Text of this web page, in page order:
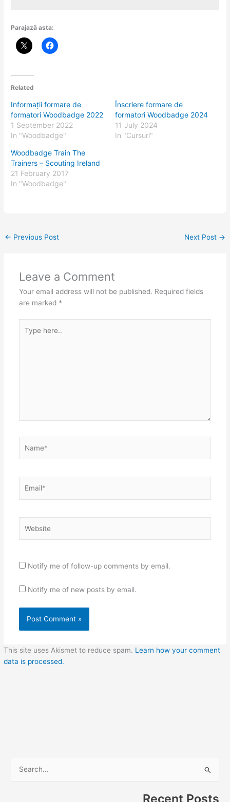
Parajază asta:
Related
Informații formare de
formatori Woodbadge 2022
1 September 2022
In "Woodbadge"
Înscriere formare de
formatori Woodbadge 2024
11 July 2024
In "Cursuri"
Woodbadge Train The
Trainers – Scouting Ireland
21 February 2017
In "Woodbadge"
← Previous Post Next Post →
Leave a Comment
Your email address will not be published. Required fields
are marked *
here..
Notify me of follow-up comments by email.
Notify me of new posts by email.
This site uses Akismet to reduce spam. Learn how your comment
data is processed.
Recent Posts